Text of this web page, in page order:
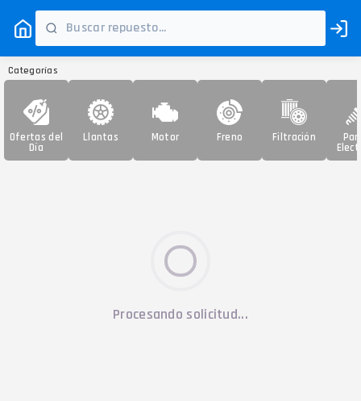
Categorías
Ofertas del
Día
Llantas Motor Freno Filtración
Procesando solicitud...